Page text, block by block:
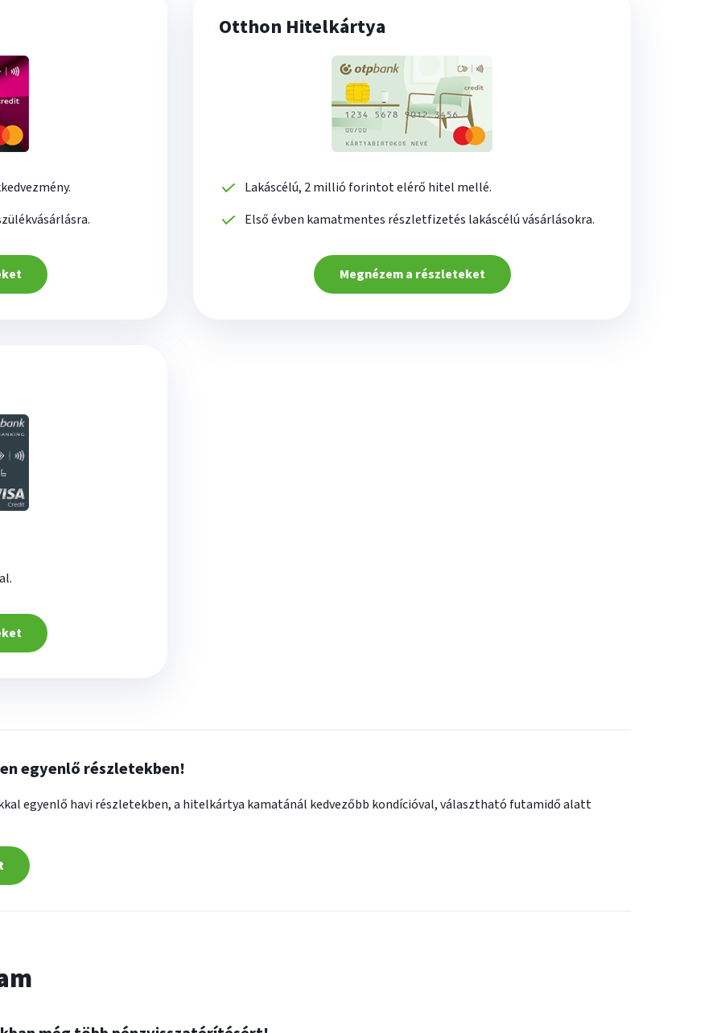
Otthon Hitelkártya
Lakáscélú, 2 millió forintot elérő hitel mellé.
Első évben kamatmentes részletfizetés lakáscélú vásárlásokra.
Megnézem a részleteket
egyenlő részletekben!
egyenlő havi részletekben, a hitelkártya kamatánál kedvezőbb kondícióval, választható futamidő alatt